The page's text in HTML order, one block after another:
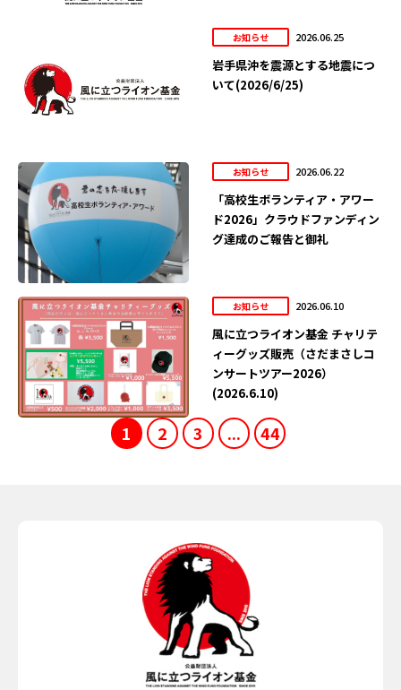
お知らせ 2026.06.25
岩手県沖を震源とする地震につ
いて(2026/6/25)
お知らせ 2026.06.22
「高校生ボランティア・アワー
ド2026」クラウドファンディン
グ達成のご報告と御礼
お知らせ 2026.06.10
風に立つライオン基金 チャリテ
ィーグッズ販売（さだまさしコ
ンサートツアー2026）
(2026.6.10)
1 2 3 ... 44